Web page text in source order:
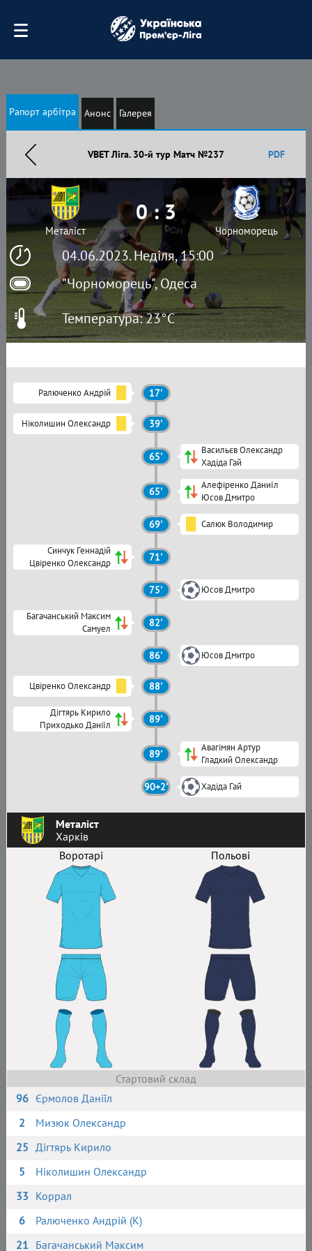
Рапорт арбітра Анонс Галерея
VBET Ліга. 30-й тур Матч №237 PDF
04.06.2023. Неділя, 15:00
"Чорноморець", Одеса
Металіст
0 : 3
Чорноморець
Температура: 23°C
Металіст
Харків
Воротарі
Польові
Стартовий склад
96 Єрмолов Даніїл
2
Мизюк Олександр
25 Дігтярь Кирило
5
Ніколишин Олександр
33 Коррал
6
Ралюченко Андрій (К)
21 Багачанський Максим
Ралюченко Андрій 17'
Ніколишин Олександр 39'
65'
Васильєв Олександр
Хадіда Гай
65'
Алефіренко Даниїл
Юсов Дмитро
69' Салюк Володимир
Синчук Геннадій
Цвіренко Олександр
71'
75' Юсов Дмитро
Багачанський Максим
Самуел
82'
86' Юсов Дмитро
Цвіренко Олександр 88'
Дігтярь Кирило
Приходько Даніїл
89'
89'
Авагімян Артур
Гладкий Олександр
90+2' Хадіда Гай